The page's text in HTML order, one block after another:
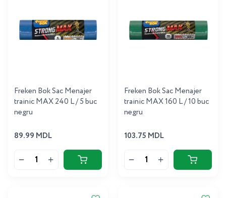
Freken Bok Sac Menajer
trainic MAX 240 L / 5 buc
negru
89.99 MDL
Freken Bok Sac Menajer
trainic MAX 160 L / 10 buc
negru
103.75 MDL